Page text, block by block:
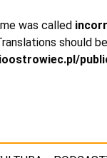
was called
should